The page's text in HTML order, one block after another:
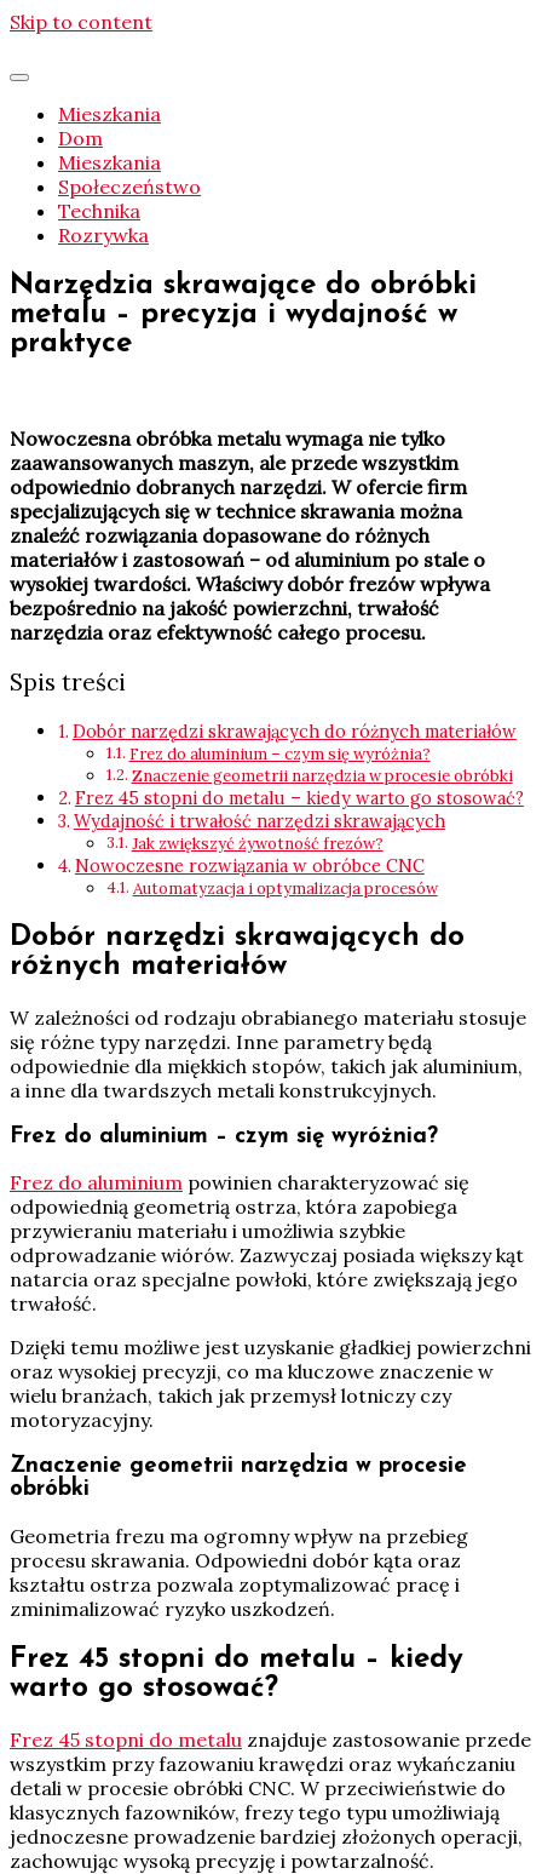
Skip to content
Mieszkania
Dom
Mieszkania
Społeczeństwo
Technika
Rozrywka
Narzędzia skrawające do obróbki
metalu – precyzja i wydajność w
praktyce
Nowoczesna obróbka metalu wymaga nie tylko
zaawansowanych maszyn, ale przede wszystkim
odpowiednio dobranych narzędzi. W ofercie firm
specjalizujących się w technice skrawania można
znaleźć rozwiązania dopasowane do różnych
materiałów i zastosowań – od aluminium po stale o
wysokiej twardości. Właściwy dobór frezów wpływa
bezpośrednio na jakość powierzchni, trwałość
narzędzia oraz efektywność całego procesu.
Spis treści
Dobór narzędzi skrawających do różnych materiałów
Frez do aluminium – czym się wyróżnia?
Znaczenie geometrii narzędzia w procesie obróbki
Frez 45 stopni do metalu – kiedy warto go stosować?
Wydajność i trwałość narzędzi skrawających
Jak zwiększyć żywotność frezów?
Nowoczesne rozwiązania w obróbce CNC
Automatyzacja i optymalizacja procesów
Dobór narzędzi skrawających do
różnych materiałów
W zależności od rodzaju obrabianego materiału stosuje
się różne typy narzędzi. Inne parametry będą
odpowiednie dla miękkich stopów, takich jak aluminium,
a inne dla twardszych metali konstrukcyjnych.
Frez do aluminium – czym się wyróżnia?
Frez do aluminium powinien charakteryzować się
odpowiednią geometrią ostrza, która zapobiega
przywieraniu materiału i umożliwia szybkie
odprowadzanie wiórów. Zazwyczaj posiada większy kąt
natarcia oraz specjalne powłoki, które zwiększają jego
trwałość.
Dzięki temu możliwe jest uzyskanie gładkiej powierzchni
oraz wysokiej precyzji, co ma kluczowe znaczenie w
wielu branżach, takich jak przemysł lotniczy czy
motoryzacyjny.
Znaczenie geometrii narzędzia w procesie
obróbki
Geometria frezu ma ogromny wpływ na przebieg
procesu skrawania. Odpowiedni dobór kąta oraz
kształtu ostrza pozwala zoptymalizować pracę i
zminimalizować ryzyko uszkodzeń.
Frez 45 stopni do metalu – kiedy
warto go stosować?
Frez 45 stopni do metalu znajduje zastosowanie przede
wszystkim przy fazowaniu krawędzi oraz wykańczaniu
detali w procesie obróbki CNC. W przeciwieństwie do
klasycznych fazowników, frezy tego typu umożliwiają
jednoczesne prowadzenie bardziej złożonych operacji,
zachowując wysoką precyzję i powtarzalność.